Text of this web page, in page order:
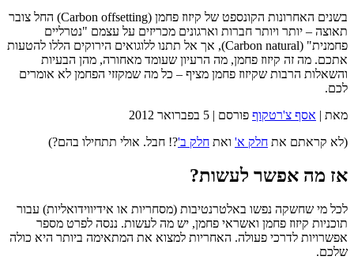
בשנים האחרונות הקונספט של קיזוז פחמן (Carbon offsetting) החל צובר
תאוצה – יותר ויותר חברות וארגונים מכריזים על עצמם "נטרליים
פחמנית" (Carbon natural), אך אל תתנו ללוגואים הירוקים הללו להטעות
אתכם. מה זה קיזוז פחמן, מה הרעיון שעומד מאחורה, מהן הבעיות
והשאלות הרבות שקיזוז פחמן מציף – כל מה שמקזזי הפחמן לא אומרים
לכם.
מאת | אסף צ'רטקוף פורסם | 5 בפברואר 2012
(לא קראתם את חלק א' ואת חלק ב'?! חבל. אולי תתחילו בהם?)
אז מה אפשר לעשות?
לכל מי שחשקה נפשו באלטרנטיבות (מסחריות או אידיווידואליות) עבור
תוכניות קיזוז פחמן ואשראי פחמן, יש מה לעשות. ננסה לפרט מספר
אפשרויות לדרכי פעולה. האחריות למצוא את המתאימה ביותר היא כולה
שלכם.